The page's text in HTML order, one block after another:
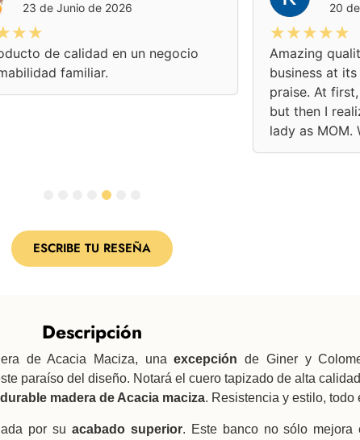
23 de Junio de 2026
de calidad en un negocio
familiar.
20
★★★★★
Amazing
business at
praise. At
but then I
lady as MOM.
ESCRIBE TU RESEÑA
Descripción
de Acacia Maciza, unaexcepción de Giner y
paraíso del diseño. Notará el cuero tapizado de alta
madera de Acacia maciza. Resistencia y estilo, todo
por suacabado superior. Este banco no sólo mejora